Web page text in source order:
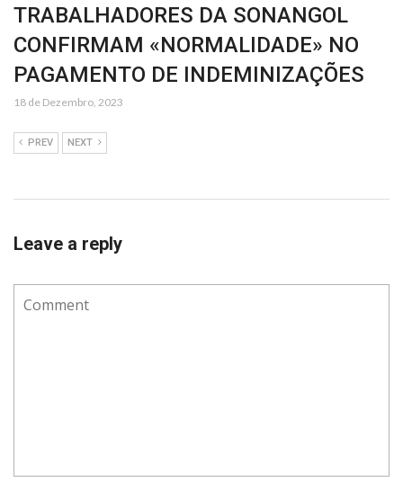
TRABALHADORES DA SONANGOL
CONFIRMAM «NORMALIDADE» NO
PAGAMENTO DE INDEMINIZAÇÕES
18 de Dezembro, 2023
PREV NEXT
Leave a reply